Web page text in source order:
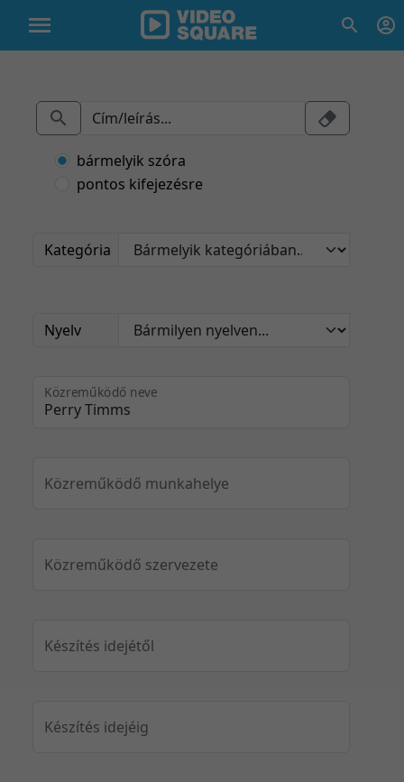
bármelyik szóra
pontos kifejezésre
Kategória
Nyelv
Közreműködő neve
Közreműködő munkahelye
Közreműködő szervezete
Készítés idejétől
Készítés idejéig